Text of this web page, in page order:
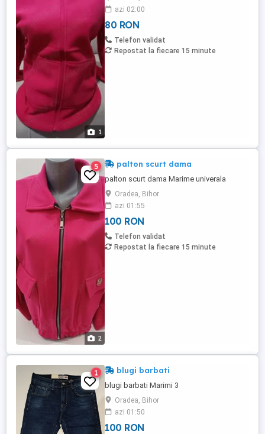
1
azi 02:00
80 RON
Telefon validat
Repostat la fiecare 15 minute
2
5 palton scurt dama
palton scurt dama Marime univerala
Oradea, Bihor
azi 01:55
100 RON
Telefon validat
Repostat la fiecare 15 minute
1 blugi barbati
blugi barbati Marimi 3
Oradea, Bihor
azi 01:50
100 RON